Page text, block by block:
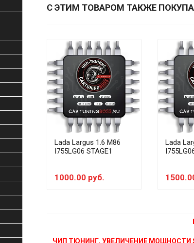
С ЭТИМ ТОВАРОМ ТАКЖЕ
Lada Largus 1.6 M86
I755LG06 STAGE1
1000.00 руб.
Lada
ЧИП ТЮНИНГ, УВЕЛИЧЕНИЕ МОЩНОСТИ